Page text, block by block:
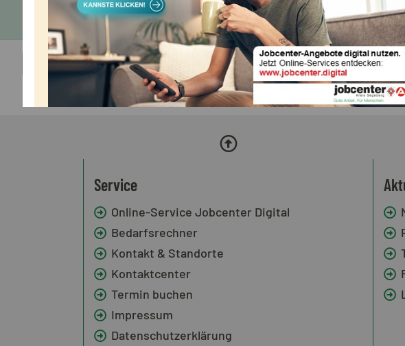
Service
Online-Service Jobcenter Digital
Bedarfsrechner
Kontakt & Standorte
Kontaktcenter
Termin buchen
Impressum
Datenschutzerklärung